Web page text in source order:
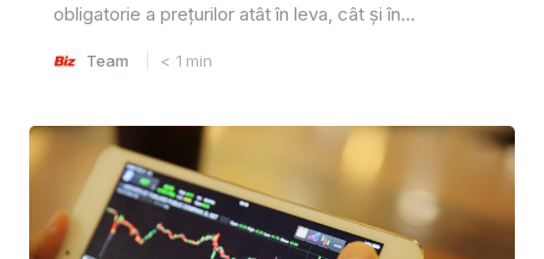
obligatorie a prețurilor atât în ​​leva, cât și în...
Team < 1 min